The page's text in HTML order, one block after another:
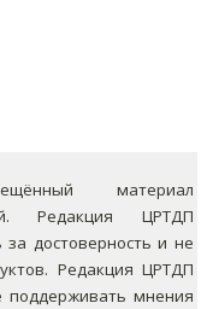
материал
Редакция ЦРТДП
достоверность и не
Редакция ЦРТДП
мнения